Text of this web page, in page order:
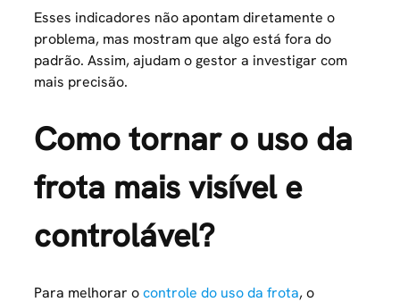
Esses indicadores não apontam diretamente o
problema, mas mostram que algo está fora do
padrão. Assim, ajudam o gestor a investigar com
mais precisão.
Como tornar o uso da
frota mais visível e
controlável?
Para melhorar ocontrole do uso da frota, o